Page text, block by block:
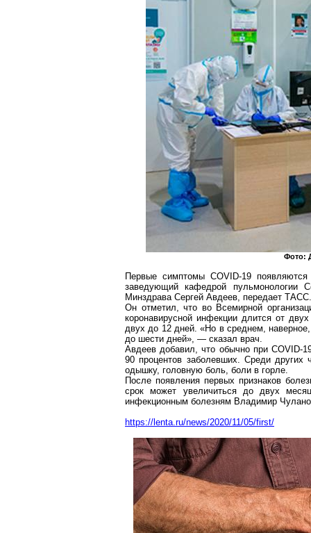
Фото:
Первые симптомы COVID-19
заведующий кафедрой пульмонологии
Минздрава Сергей Авдеев, передает ТАСС.
Он отметил, что во Всемирной
коронавирусной инфекции длится от
двух до 12 дней. «Но в среднем,
до шести дней», — сказал врач.
Авдеев добавил, что обычно при COVID-
90 процентов заболевших. Среди
одышку, головную боль, боли в горле.
После появления первых признаков
срок может увеличиться до двух
инфекционным болезням Владимир
https://lenta.ru/news/2020/11/05/first/